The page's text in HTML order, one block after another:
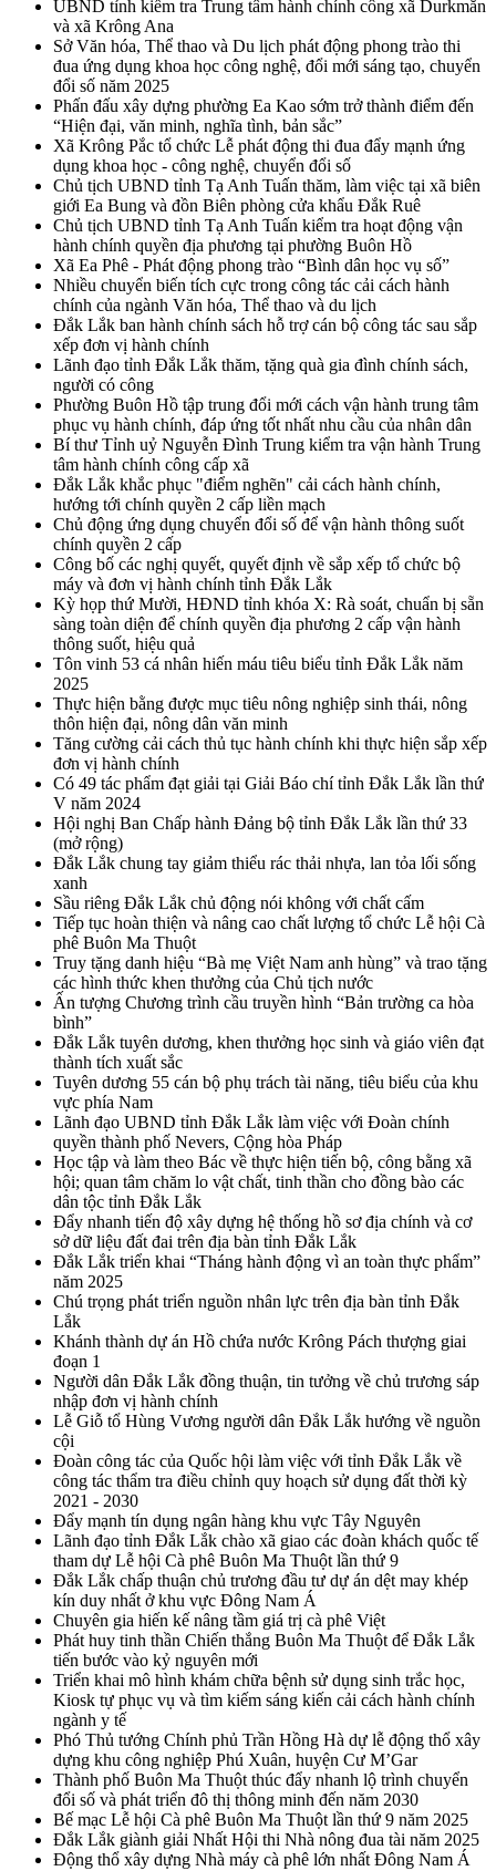
UBND tỉnh kiểm tra Trung tâm hành chính công xã Durkmăn
và xã Krông Ana
Sở Văn hóa, Thể thao và Du lịch phát động phong trào thi
đua ứng dụng khoa học công nghệ, đổi mới sáng tạo, chuyển
đổi số năm 2025
Phấn đấu xây dựng phường Ea Kao sớm trở thành điểm đến
“Hiện đại, văn minh, nghĩa tình, bản sắc”
Xã Krông Pắc tổ chức Lễ phát động thi đua đẩy mạnh ứng
dụng khoa học - công nghệ, chuyển đổi số
Chủ tịch UBND tỉnh Tạ Anh Tuấn thăm, làm việc tại xã biên
giới Ea Bung và đồn Biên phòng cửa khẩu Đắk Ruê
Chủ tịch UBND tỉnh Tạ Anh Tuấn kiểm tra hoạt động vận
hành chính quyền địa phương tại phường Buôn Hồ
Xã Ea Phê - Phát động phong trào “Bình dân học vụ số”
Nhiều chuyển biến tích cực trong công tác cải cách hành
chính của ngành Văn hóa, Thể thao và du lịch
Đắk Lắk ban hành chính sách hỗ trợ cán bộ công tác sau sắp
xếp đơn vị hành chính
Lãnh đạo tỉnh Đắk Lắk thăm, tặng quà gia đình chính sách,
người có công
Phường Buôn Hồ tập trung đổi mới cách vận hành trung tâm
phục vụ hành chính, đáp ứng tốt nhất nhu cầu của nhân dân
Bí thư Tỉnh uỷ Nguyễn Đình Trung kiểm tra vận hành Trung
tâm hành chính công cấp xã
Đắk Lắk khắc phục "điểm nghẽn" cải cách hành chính,
hướng tới chính quyền 2 cấp liền mạch
Chủ động ứng dụng chuyển đổi số để vận hành thông suốt
chính quyền 2 cấp
Công bố các nghị quyết, quyết định về sắp xếp tổ chức bộ
máy và đơn vị hành chính tỉnh Đắk Lắk
Kỳ họp thứ Mười, HĐND tỉnh khóa X: Rà soát, chuẩn bị sẵn
sàng toàn diện để chính quyền địa phương 2 cấp vận hành
thông suốt, hiệu quả
Tôn vinh 53 cá nhân hiến máu tiêu biểu tỉnh Đắk Lắk năm
2025
Thực hiện bằng được mục tiêu nông nghiệp sinh thái, nông
thôn hiện đại, nông dân văn minh
Tăng cường cải cách thủ tục hành chính khi thực hiện sắp xếp
đơn vị hành chính
Có 49 tác phẩm đạt giải tại Giải Báo chí tỉnh Đắk Lắk lần thứ
V năm 2024
Hội nghị Ban Chấp hành Đảng bộ tỉnh Đắk Lắk lần thứ 33
(mở rộng)
Đắk Lắk chung tay giảm thiểu rác thải nhựa, lan tỏa lối sống
xanh
Sầu riêng Đắk Lắk chủ động nói không với chất cấm
Tiếp tục hoàn thiện và nâng cao chất lượng tổ chức Lễ hội Cà
phê Buôn Ma Thuột
Truy tặng danh hiệu “Bà mẹ Việt Nam anh hùng” và trao tặng
các hình thức khen thưởng của Chủ tịch nước
Ấn tượng Chương trình cầu truyền hình “Bản trường ca hòa
bình”
Đắk Lắk tuyên dương, khen thưởng học sinh và giáo viên đạt
thành tích xuất sắc
Tuyên dương 55 cán bộ phụ trách tài năng, tiêu biểu của khu
vực phía Nam
Lãnh đạo UBND tỉnh Đắk Lắk làm việc với Đoàn chính
quyền thành phố Nevers, Cộng hòa Pháp
Học tập và làm theo Bác về thực hiện tiến bộ, công bằng xã
hội; quan tâm chăm lo vật chất, tinh thần cho đồng bào các
dân tộc tỉnh Đắk Lắk
Đẩy nhanh tiến độ xây dựng hệ thống hồ sơ địa chính và cơ
sở dữ liệu đất đai trên địa bàn tỉnh Đắk Lắk
Đắk Lắk triển khai “Tháng hành động vì an toàn thực phẩm”
năm 2025
Chú trọng phát triển nguồn nhân lực trên địa bàn tỉnh Đắk
Lắk
Khánh thành dự án Hồ chứa nước Krông Pách thượng giai
đoạn 1
Người dân Đắk Lắk đồng thuận, tin tưởng về chủ trương sáp
nhập đơn vị hành chính
Lễ Giỗ tổ Hùng Vương người dân Đắk Lắk hướng về nguồn
cội
Đoàn công tác của Quốc hội làm việc với tỉnh Đắk Lắk về
công tác thẩm tra điều chỉnh quy hoạch sử dụng đất thời kỳ
2021 - 2030
Đẩy mạnh tín dụng ngân hàng khu vực Tây Nguyên
Lãnh đạo tỉnh Đắk Lắk chào xã giao các đoàn khách quốc tế
tham dự Lễ hội Cà phê Buôn Ma Thuột lần thứ 9
Đắk Lắk chấp thuận chủ trương đầu tư dự án dệt may khép
kín duy nhất ở khu vực Đông Nam Á
Chuyên gia hiến kế nâng tầm giá trị cà phê Việt
Phát huy tinh thần Chiến thắng Buôn Ma Thuột để Đắk Lắk
tiến bước vào kỷ nguyên mới
Triển khai mô hình khám chữa bệnh sử dụng sinh trắc học,
Kiosk tự phục vụ và tìm kiếm sáng kiến cải cách hành chính
ngành y tế
Phó Thủ tướng Chính phủ Trần Hồng Hà dự lễ động thổ xây
dựng khu công nghiệp Phú Xuân, huyện Cư M’Gar
Thành phố Buôn Ma Thuột thúc đẩy nhanh lộ trình chuyển
đổi số và phát triển đô thị thông minh đến năm 2030
Bế mạc Lễ hội Cà phê Buôn Ma Thuột lần thứ 9 năm 2025
Đắk Lắk giành giải Nhất Hội thi Nhà nông đua tài năm 2025
Động thổ xây dựng Nhà máy cà phê lớn nhất Đông Nam Á